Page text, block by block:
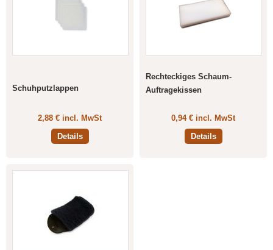
Schuhputzlappen
2,88 € incl. MwSt
Details
Rechteckiges Schaum-
Auftragekissen
0,94 € incl. MwSt
Details